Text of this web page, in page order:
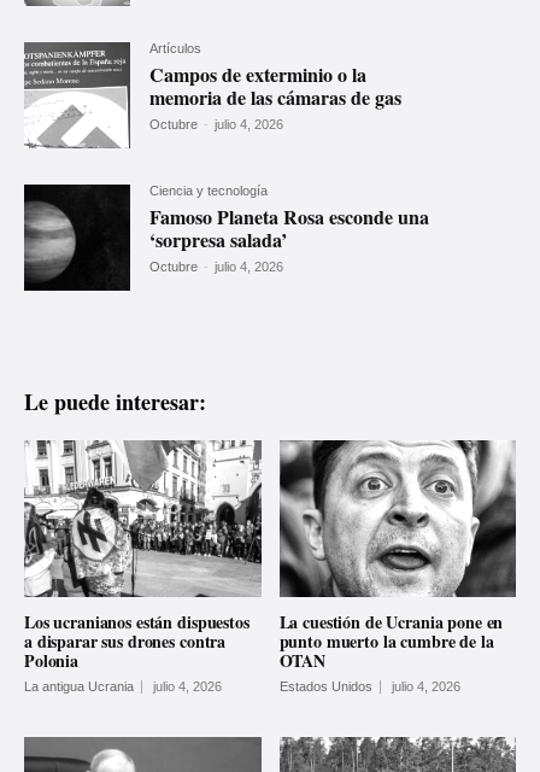
Artículos
Campos de exterminio o la
memoria de las cámaras de gas
Octubre - julio 4, 2026
Ciencia y tecnología
Famoso Planeta Rosa esconde una
‘sorpresa salada’
Octubre - julio 4, 2026
Le puede interesar:
Los ucranianos están dispuestos
a disparar sus drones contra
Polonia
La antigua Ucrania julio 4, 2026
La cuestión de Ucrania pone en
punto muerto la cumbre de la
OTAN
Estados Unidos julio 4, 2026